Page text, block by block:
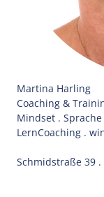
Martina Harling
Coaching &
Mindset .
LernCoaching .
Schmidstraße 39